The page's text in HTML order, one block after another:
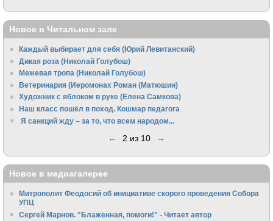
Новое в Читальном зале
Каждый выбирает для себя (Юрий Левитанский)
Дикая роза (Николай Голубош)
Межевая тропа (Николай Голубош)
Ветеринария (Иеромонах Роман (Матюшин)
Художник с яблоком в руке (Елена Самкова)
Наш класс пошёл в поход. Кошмар педагога
Я санкций жду – за то, что всем народом...
← 2 из 10 →
Новое в медиагалерее
Митрополит Феодосий об инициативе скорого проведения Собора
УПЦ
Сергей Марнов. "Блаженная, помоги!" - Читает автор